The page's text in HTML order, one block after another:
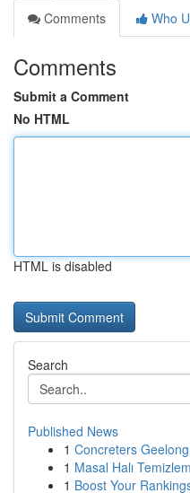
Comments
Who
Comments
Submit a Comment
No HTML
HTML is disabled
Search
Published News
1 Concreters
1 Masal Halı
1 Boost Your